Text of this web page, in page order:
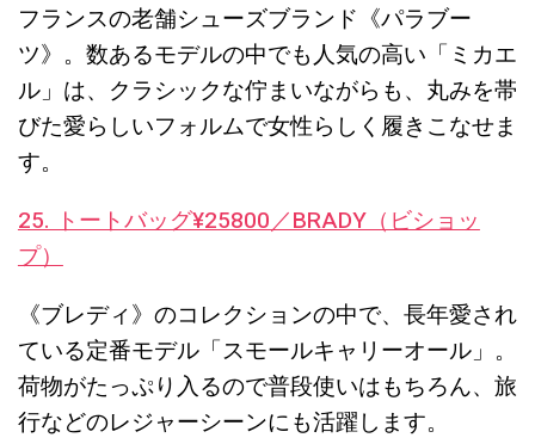
フランスの老舗シューズブランド《パラブー
ツ》。数あるモデルの中でも人気の高い「ミカエ
ル」は、クラシックな佇まいながらも、丸みを帯
びた愛らしいフォルムで女性らしく履きこなせま
す。
25. トートバッグ¥25800／BRADY（ビショッ
プ）
《ブレディ》のコレクションの中で、長年愛され
ている定番モデル「スモールキャリーオール」。
荷物がたっぷり入るので普段使いはもちろん、旅
行などのレジャーシーンにも活躍します。